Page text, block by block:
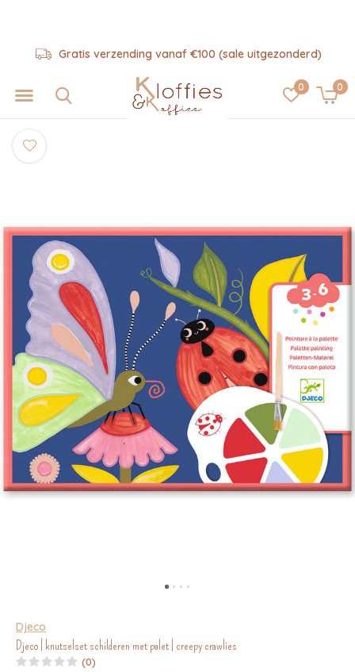
0 0
Gratis verzending vanaf €100 (sale uitgezonderd)
Djeco
Djeco | knutselset schilderen met palet | creepy crawlies
(0)